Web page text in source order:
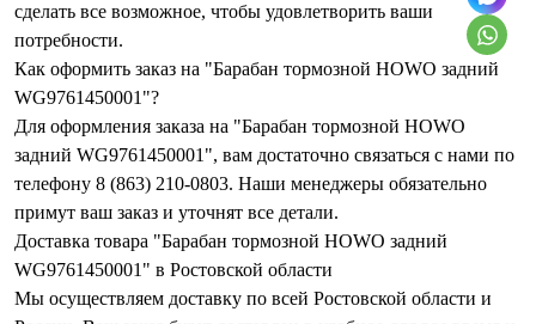
сделать все возможное, чтобы удовлетворить ваши
потребности.
Как оформить заказ на "Барабан тормозной HOWO задний
WG9761450001"?
Для оформления заказа на "Барабан тормозной HOWO
задний WG9761450001", вам достаточно связаться с нами по
телефону 8 (863) 210-0803. Наши менеджеры обязательно
примут ваш заказ и уточнят все детали.
Доставка товара "Барабан тормозной HOWO задний
WG9761450001" в Ростовской области
Мы осуществляем доставку по всей Ростовской области и